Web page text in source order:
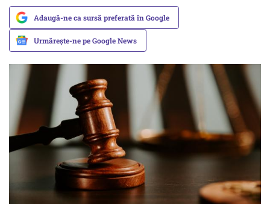
Adaugă-ne ca sursă preferată în Google
Urmărește-ne pe Google News